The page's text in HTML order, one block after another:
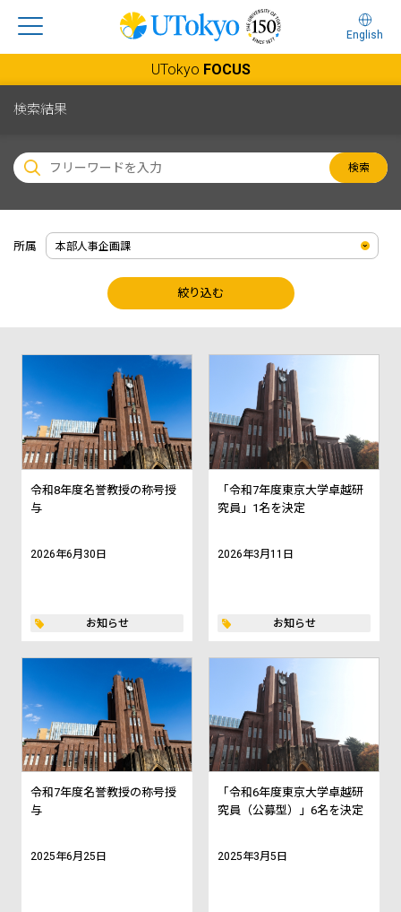
English
UTokyo FOCUS
検索結果
検索
所属
絞り込む
令和8年度名誉教授の称号授
与
2026年6月30日
お知らせ
「令和7年度東京大学卓越研
究員」1名を決定
2026年3月11日
お知らせ
令和7年度名誉教授の称号授
与
2025年6月25日
「令和6年度東京大学卓越研
究員（公募型）」6名を決定
2025年3月5日